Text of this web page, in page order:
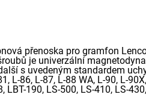
přenoska pro gramfon
je univerzální
s uvedeným standardem
86, L-87, L-88 WA, L-90, L-
LBT-190, LS-500, LS-410, LS-